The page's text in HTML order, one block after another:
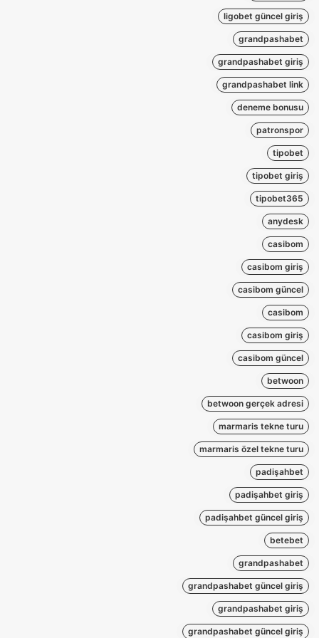
ligobet güncel giriş
grandpashabet
grandpashabet giriş
grandpashabet link
deneme bonusu
patronspor
tipobet
tipobet giriş
tipobet365
anydesk
casibom
casibom giriş
casibom güncel
casibom
casibom giriş
casibom güncel
betwoon
betwoon gerçek adresi
marmaris tekne turu
marmaris özel tekne turu
padişahbet
padişahbet giriş
padişahbet güncel giriş
betebet
grandpashabet
grandpashabet güncel giriş
grandpashabet giriş
grandpashabet güncel giriş